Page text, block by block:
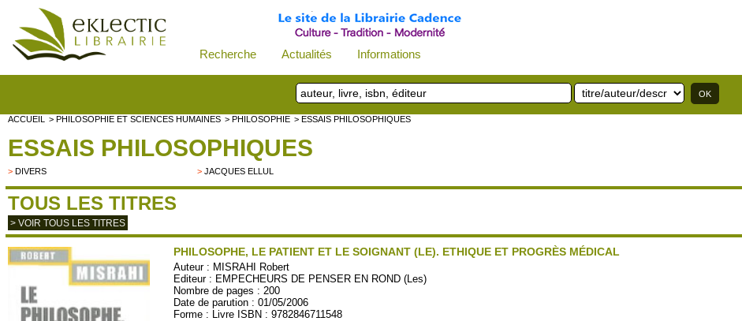
Recherche Actualités Informations
ACCUEIL > PHILOSOPHIE ET SCIENCES HUMAINES > PHILOSOPHIE > ESSAIS PHILOSOPHIQUES
ESSAIS PHILOSOPHIQUES
> DIVERS >JACQUES ELLUL
TOUS LES TITRES
> VOIR TOUS LES TITRES
PHILOSOPHE, LE PATIENT ET LE SOIGNANT (LE). ETHIQUE ET PROGRÈS MÉDICAL
Auteur : MISRAHI Robert
Editeur : EMPECHEURS DE PENSER EN ROND (Les)
Nombre de pages : 200
Date de parution : 01/05/2006
Forme : Livre ISBN : 9782846711548